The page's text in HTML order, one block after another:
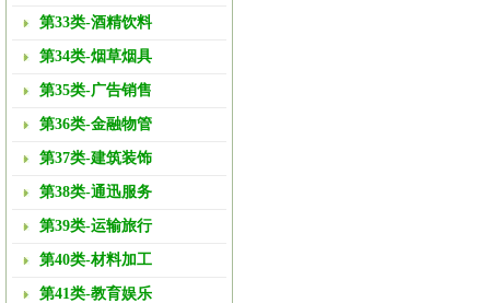
第33类-酒精饮料
第34类-烟草烟具
第35类-广告销售
第36类-金融物管
第37类-建筑装饰
第38类-通迅服务
第39类-运输旅行
第40类-材料加工
第41类-教育娱乐